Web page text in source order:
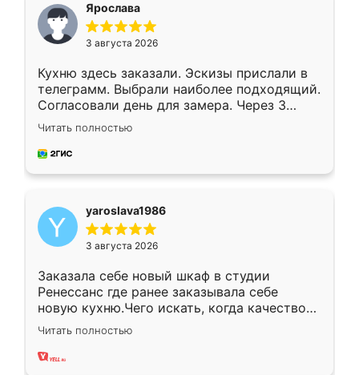
Ярослава
3 августа 2026
Кухню здесь заказали. Эскизы прислали в
телеграмм. Выбрали наиболее подходящий.
Согласовали день для замера. Через 3
недели кухня была уже готова. Остались
довольны работой. Спасибо Ренессанс
мебель за качественную работу!
Читать полностью
yaroslava1986
3 августа 2026
Заказала себе новый шкаф в студии
Ренессанс где ранее заказывала себе
новую кухню.Чего искать, когда качеством
вполне довольна. Служит кухня уже почти
два года, нареканий нет.
Читать полностью